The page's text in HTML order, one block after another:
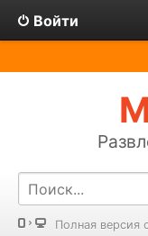
Войти
Полная версия